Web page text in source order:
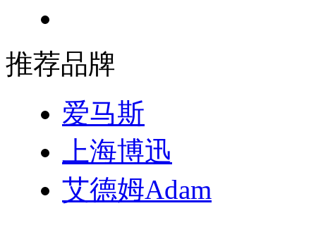
推荐品牌
爱马斯
上海博迅
艾德姆Adam